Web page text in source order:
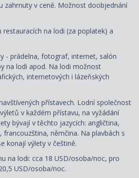
zahrnuty v ceně. Možnost doobjednání
restauracích na lodi (za poplatek) a
- prádelna, fotograf, internet, salón
na lodi apod. Na lodi možnost
internetových i lázeňských
přístavech. Lodní společnost
v každém přístavu, na vyžádání
bývají v těchto jazycích: angličtina,
francouzština, němčina. Na plavbách s
konají výlety v češtině.
na lodi: cca 18 USD/osoba/noc, pro
USD/osoba/noc.